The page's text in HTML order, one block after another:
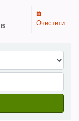
каталог
Очистити